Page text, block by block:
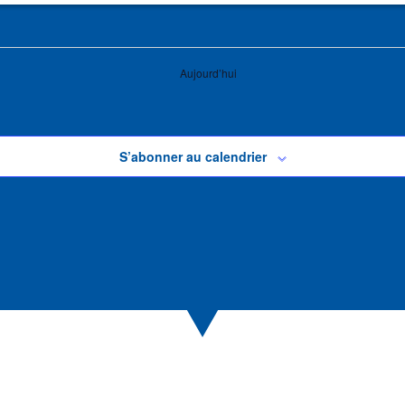
Aujourd’hui
S’abonner au calendrier